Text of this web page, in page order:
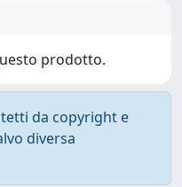
prodotto.
da copyright e
diversa